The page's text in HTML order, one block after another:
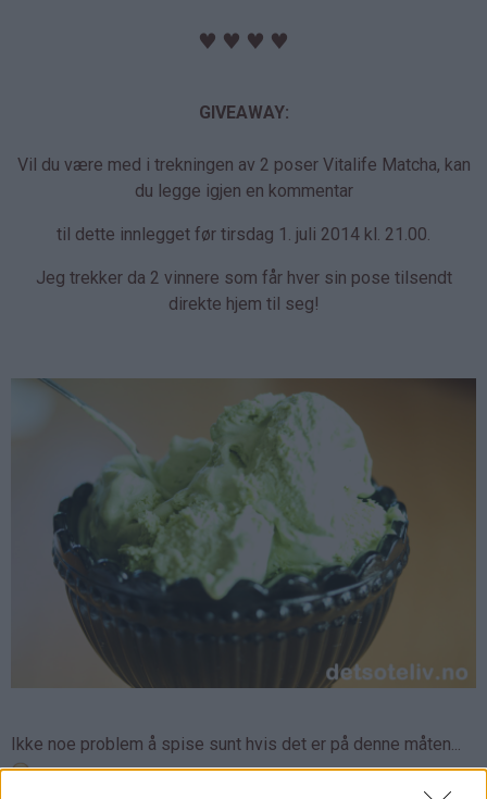
♥ ♥ ♥ ♥
GIVEAWAY:
Vil du være med i trekningen av 2 poser Vitalife Matcha, kan
du legge igjen en kommentar
til dette innlegget før tirsdag 1. juli 2014 kl. 21.00.
Jeg trekker da 2 vinnere som får hver sin pose tilsendt
direkte hjem til seg!
Ikke noe problem å spise sunt hvis det er på denne måten...